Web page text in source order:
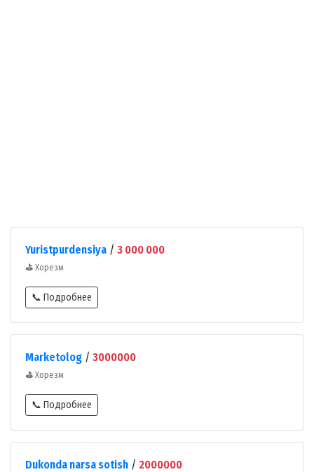
Yuristpurdensiya / 3 000 000
⛳ Хорезм
📞 Подробнее
Marketolog / 3000000
⛳ Хорезм
📞 Подробнее
Dukonda narsa sotish / 2000000